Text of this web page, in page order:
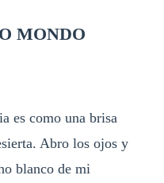
MONDO
es como una brisa
Abro los ojos y
blanco de mi